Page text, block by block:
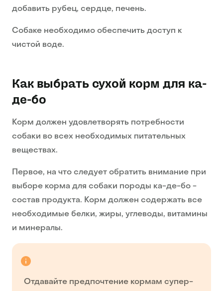
добавить рубец, сердце, печень.
Собаке необходимо обеспечить доступ к
чистой воде.
Как выбрать сухой корм для ка-
де-бо
Корм должен удовлетворять потребности
собаки во всех необходимых питательных
веществах.
Первое, на что следует обратить внимание при
выборе корма для собаки породы ка-де-бо -
состав продукта. Корм должен содержать все
необходимые белки, жиры, углеводы, витамины
и минералы.
Отдавайте предпочтение кормам супер-